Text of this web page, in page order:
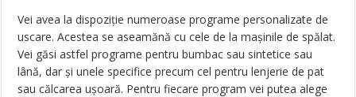
Vei avea la dispoziție numeroase programe personalizate de
uscare. Acestea se aseamănă cu cele de la mașinile de spălat.
Vei găsi astfel programe pentru bumbac sau sintetice sau
lână, dar și unele specifice precum cel pentru lenjerie de pat
sau călcarea ușoară. Pentru fiecare program vei putea alege